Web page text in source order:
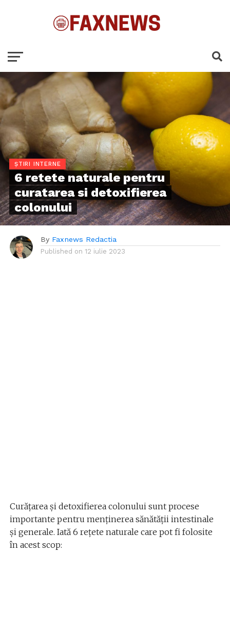
ȘTIRI INTERNE
6 retete naturale pentru
curatarea si detoxifierea
colonului
By Faxnews Redactia
Published on 12 iulie 2023
Curățarea și detoxifierea colonului sunt procese
importante pentru menținerea sănătății intestinale
și generale. Iată 6 rețete naturale care pot fi folosite
în acest scop: